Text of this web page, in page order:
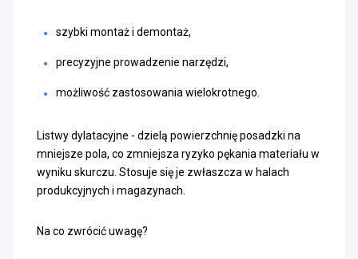
szybki montaż i demontaż,
precyzyjne prowadzenie narzędzi,
możliwość zastosowania wielokrotnego.
Listwy dylatacyjne - dzielą powierzchnię posadzki na
mniejsze pola, co zmniejsza ryzyko pękania materiału w
wyniku skurczu. Stosuje się je zwłaszcza w halach
produkcyjnych i magazynach.
Na co zwrócić uwagę?